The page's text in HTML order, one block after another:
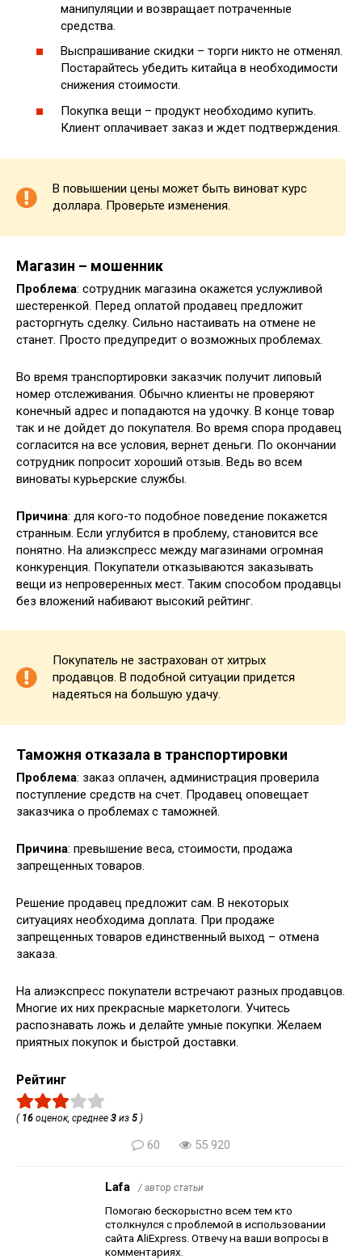
манипуляции и возвращает потраченные
средства.
Выспрашивание скидки – торги никто не отменял.
Постарайтесь убедить китайца в необходимости
снижения стоимости.
Покупка вещи – продукт необходимо купить.
Клиент оплачивает заказ и ждет подтверждения.
В повышении цены может быть виноват курс
доллара. Проверьте изменения.
Магазин – мошенник
Проблема: сотрудник магазина окажется услужливой
шестеренкой. Перед оплатой продавец предложит
расторгнуть сделку. Сильно настаивать на отмене не
станет. Просто предупредит о возможных проблемах.
Во время транспортировки заказчик получит липовый
номер отслеживания. Обычно клиенты не проверяют
конечный адрес и попадаются на удочку. В конце товар
так и не дойдет до покупателя. Во время спора продавец
согласится на все условия, вернет деньги. По окончании
сотрудник попросит хороший отзыв. Ведь во всем
виноваты курьерские службы.
Причина: для кого-то подобное поведение покажется
странным. Если углубится в проблему, становится все
понятно. На алиэкспресс между магазинами огромная
конкуренция. Покупатели отказываются заказывать
вещи из непроверенных мест. Таким способом продавцы
без вложений набивают высокий рейтинг.
Покупатель не застрахован от хитрых
продавцов. В подобной ситуации придется
надеяться на большую удачу.
Таможня отказала в транспортировки
Проблема: заказ оплачен, администрация проверила
поступление средств на счет. Продавец оповещает
заказчика о проблемах с таможней.
Причина: превышение веса, стоимости, продажа
запрещенных товаров.
Решение продавец предложит сам. В некоторых
ситуациях необходима доплата. При продаже
запрещенных товаров единственный выход – отмена
заказа.
На алиэкспресс покупатели встречают разных продавцов.
Многие их них прекрасные маркетологи. Учитесь
распознавать ложь и делайте умные покупки. Желаем
приятных покупок и быстрой доставки.
Рейтинг
( 16 оценок, среднее 3 из 5 )
60 55 920
Lafa / автор статьи
Помогаю бескорыстно всем тем кто
столкнулся с проблемой в использовании
сайта AliExpress. Отвечу на ваши вопросы в
комментариях.